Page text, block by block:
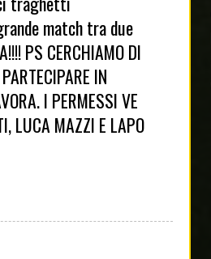
match tra due
PS CERCHIAMO DI
IN
I PERMESSI VE
LUCA MAZZI E LAPO